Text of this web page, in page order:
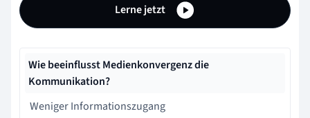
Lerne jetzt
Wie beeinflusst Medienkonvergenz die
Kommunikation?
Weniger Informationszugang